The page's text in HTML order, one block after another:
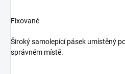
Fixované
Široký samolepící pásek umístěný
správném místě.